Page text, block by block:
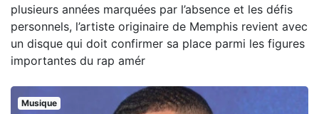
plusieurs années marquées par l’absence et les défis
personnels, l’artiste originaire de Memphis revient avec
un disque qui doit confirmer sa place parmi les figures
importantes du rap amér
Musique